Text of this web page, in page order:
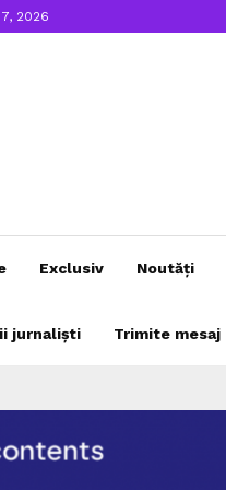
2026
Exclusiv Noutăți
jurnaliști Trimite mesaj